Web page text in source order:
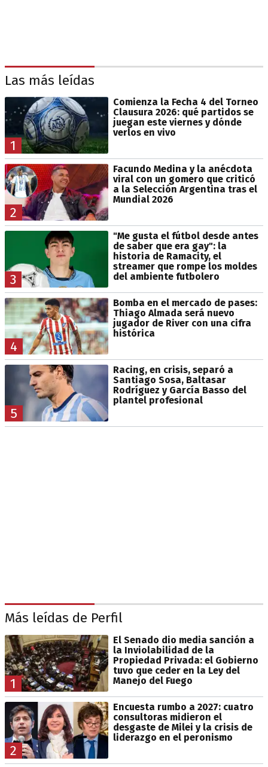
Las más leídas
1
Comienza la Fecha 4 del Torneo
Clausura 2026: qué partidos se
juegan este viernes y dónde
verlos en vivo
2
Facundo Medina y la anécdota
viral con un gomero que criticó
a la Selección Argentina tras el
Mundial 2026
3
"Me gusta el fútbol desde antes
de saber que era gay": la
historia de Ramacity, el
streamer que rompe los moldes
del ambiente futbolero
4
Bomba en el mercado de pases:
Thiago Almada será nuevo
jugador de River con una cifra
histórica
5
Racing, en crisis, separó a
Santiago Sosa, Baltasar
Rodríguez y García Basso del
plantel profesional
Más leídas de Perfil
1
El Senado dio media sanción a
la Inviolabilidad de la
Propiedad Privada: el Gobierno
tuvo que ceder en la Ley del
Manejo del Fuego
2
Encuesta rumbo a 2027: cuatro
consultoras midieron el
desgaste de Milei y la crisis de
liderazgo en el peronismo